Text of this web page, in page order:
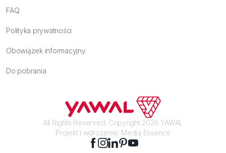
FAQ
Polityka prywatności
Obowiązek informacyjny
Do pobrania
All Rights Reserved. Copyright 2026 YAWAL
Projekt i wdrożenie: Media Essence